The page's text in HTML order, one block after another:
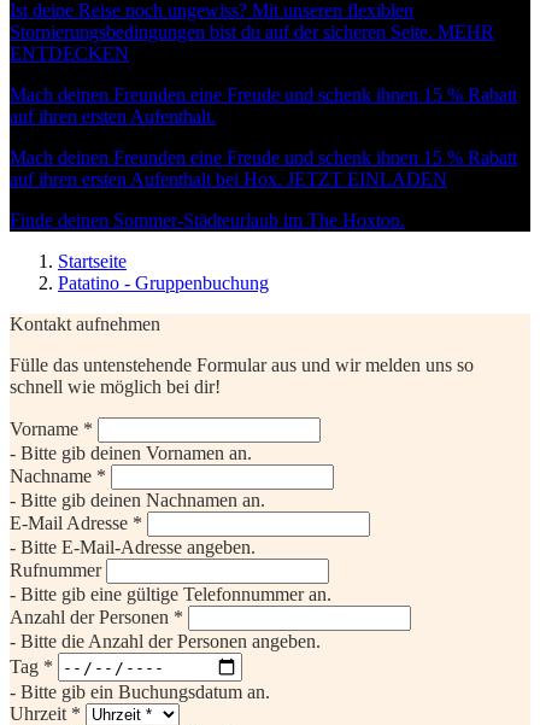
Ist deine Reise noch ungewiss? Mit unseren flexiblen
Stornierungsbedingungen bist du auf der sicheren Seite. MEHR
ENTDECKEN
Mach deinen Freunden eine Freude und schenk ihnen 15 % Rabatt
auf ihren ersten Aufenthalt.
Mach deinen Freunden eine Freude und schenk ihnen 15 % Rabatt
auf ihren ersten Aufenthalt bei Hox. JETZT EINLADEN
Finde deinen Sommer-Städteurlaub im The Hoxton.
Startseite
Patatino - Gruppenbuchung
Kontakt aufnehmen
Fülle das untenstehende Formular aus und wir melden uns so
schnell wie möglich bei dir!
Vorname *
- Bitte gib deinen Vornamen an.
Nachname *
- Bitte gib deinen Nachnamen an.
E-Mail Adresse *
- Bitte E-Mail-Adresse angeben.
Rufnummer
- Bitte gib eine gültige Telefonnummer an.
Anzahl der Personen *
- Bitte die Anzahl der Personen angeben.
Tag *
- Bitte gib ein Buchungsdatum an.
Uhrzeit *